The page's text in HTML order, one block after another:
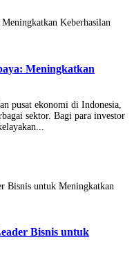
Meningkatkan
pusat ekonomi di Indonesia,
sektor. Bagi para investor
Bisnis untuk